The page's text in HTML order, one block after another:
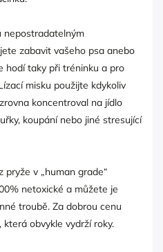
nepostradatelným
zabavit vašeho psa anebo
hodí taky při tréninku a pro
misku použijte kdykoliv
koncentroval na jídlo
koupání nebo jiné stresující
pryže v „human grade“
netoxické a můžete je
troubě. Za dobrou cenu
obvykle vydrží roky.